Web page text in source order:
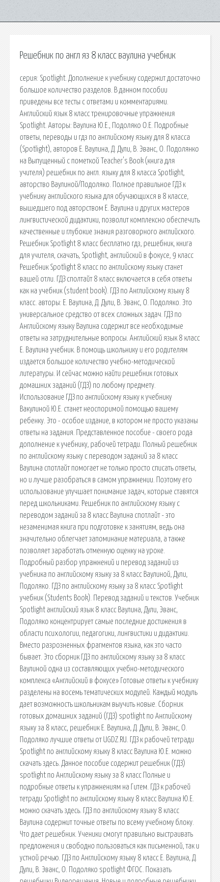
Решебник по англ яз 8 класс ваулина учебник
серия: Spotlight. Дополнение к учебнику содержит достаточно
большое количество разделов. В данном пособии
приведены все тесты с ответами и комментариями.
Английский язык 8 класс тренировочные упражнения
Spotlight. Авторы: Ваулина Ю.Е., Подоляко О.Е. Подробные
ответы, переводы и гдз по английскому языку для 8 класса
(Spotlight), авторов Е. Ваулина, Д. Дули, В. Эванс, О. Подолянко
на Выпущенный с пометкой Teacher's Book (книга для
учителя) решебник по англ. языку для 8 класса Spotlight,
авторство Ваулиной/Подоляко. Полное правильное ГДЗ к
учебнику английского языка для обучающихся в 8 классе,
вышедшего под авторством Е. Ваулина и других мастеров
лингвистической дидактики, позволит комплексно обеспечить
качественные и глубокие знания разговорного английского.
Решебник Spotlight 8 класс бесплатно гдз, решебник, книга
для учителя, скачать, Spotlight, английский в фокусе, 9 класс
Решебник Spotlight 8 класс по английскому языку станет
вашей отли. ГДЗ сполтайт 8 класс включается в себя ответы
как на учебник (student book). ГДЗ по Английскому языку 8
класс. авторы: Е. Ваулина, Д. Дули, В. Эванс, О. Подоляко. Это
универсальное средство от всех сложных задач. ГДЗ по
Английскому языку Ваулина содержит все необходимые
ответы на затруднительные вопросы. Английский язык 8 класс
Е. Ваулина учебник. В помощь школьнику и его родителям
издается большое количество учебно-методической
литературы. И сейчас можно найти решебник готовых
домашних заданий (ГДЗ) по любому предмету.
Использование ГДЗ по английскому языку к учебнику
Вакулиной Ю.Е. станет неоспоримой помощью вашему
ребенку. Это - особое издание, в котором не просто указаны
ответы на задания. Представленное пособие - своего рода
дополнение к учебнику, рабочей тетради. Полный решебник
по английскому языку с переводом заданий за 8 класс
Ваулина спотлайт помогает не только просто списать ответы,
но и лучше разобраться в самом упражнении. Поэтому его
использование улучшает понимание задач, которые ставятся
перед школьниками. Решебник по английскому языку с
переводом заданий за 8 класс Ваулина спотлайт - это
незаменимая книга при подготовке к занятиям, ведь она
значительно облегчает запоминание материала, а также
позволяет заработать отменную оценку на уроке.
Подробный разбор упражнений и перевод заданий из
учебника по английскому языку за 8 класс Ваулиной, Дули,
Подоляко. ГДЗ по английскому языку за 8 класс Spotlight
учебник (Students Book). Перевод заданий и текстов. Учебник
Spotlight английский язык 8 класс Ваулина, Дули, Эванс,
Подоляко концентрирует самые последние достижения в
области психологии, педагогики, лингвистики и дидактики.
Вместо разрозненных фрагментов языка, как это часто
бывает. Это сборник ГДЗ по английскому языку за 8 класс
Ваулиной одна из составляющих учебно-методического
комплекса «Английский в фокусе» Готовые ответы к учебнику
разделены на восемь тематических модулей. Каждый модуль
дает возможность школьникам выучить новые. Сборник
готовых домашних заданий (ГДЗ) spotlight по Английскому
языку за 8 класс, решебник Е. Ваулина, Д. Дули, В. Эванс, О.
Подоляко лучшие ответы от UGDZ.RU. ГДЗ к рабочей тетради
Spotlight по английскому языку 8 класс Ваулина Ю.Е. можно
скачать здесь. Данное пособие содержит решебник (ГДЗ)
spotlight по Английскому языку за 8 класс Полные и
подробные ответы к упражнениям на Гитем. ГДЗ к рабочей
тетради Spotlight по английскому языку 8 класс Ваулина Ю.Е.
можно скачать здесь. ГДЗ по английскому языку 8 класс
Ваулина содержит точные ответы по всему учебному блоку.
Что дает решебник. Ученики смогут правильно выстраивать
предложения и свободно пользоваться как письменной, так и
устной речью. ГДЗ по Английскому языку 8 класс Е. Ваулина, Д.
Дули, В. Эванс, О. Подоляко spotlight ФГОС. Показать